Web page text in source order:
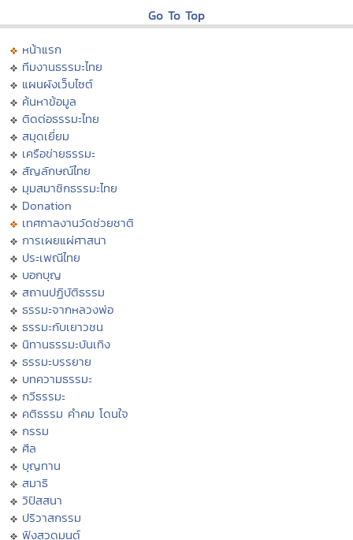
Go To Top
หน้าแรก
ทีมงานธรรมะไทย
แผนผังเว็บไซต์
ค้นหาข้อมูล
ติดต่อธรรมะไทย
สมุดเยี่ยม
เครือข่ายธรรมะ
สัญลักษณ์ไทย
มุมสมาชิกธรรมะไทย
Donation
เทศกาลงานวัดช่วยชาติ
การเผยแผ่ศาสนา
ประเพณีไทย
บอกบุญ
สถานปฏิบัติธรรม
ธรรมะจากหลวงพ่อ
ธรรมะกับเยาวชน
นิทานธรรมะบันเทิง
ธรรมะบรรยาย
บทความธรรมะ
กวีธรรมะ
คติธรรม คำคม โดนใจ
กรรม
ศีล
บุญทาน
สมาธิ
วิปัสสนา
ปริวาสกรรม
ฟังสวดมนต์